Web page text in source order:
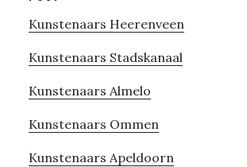
Kunstenaars Heerenveen
Kunstenaars Stadskanaal
Kunstenaars Almelo
Kunstenaars Ommen
Kunstenaars Apeldoorn